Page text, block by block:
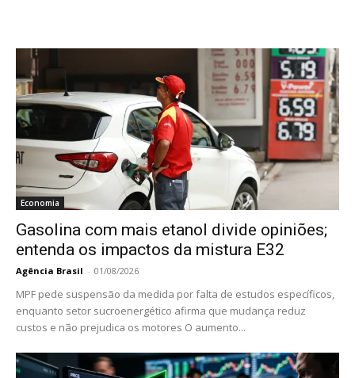
Economia
Gasolina com mais etanol divide opiniões;
entenda os impactos da mistura E32
Agência Brasil - 01/08/2026
MPF pede suspensão da medida por falta de estudos específicos,
enquanto setor sucroenergético afirma que mudança reduz
custos e não prejudica os motores O aumento...